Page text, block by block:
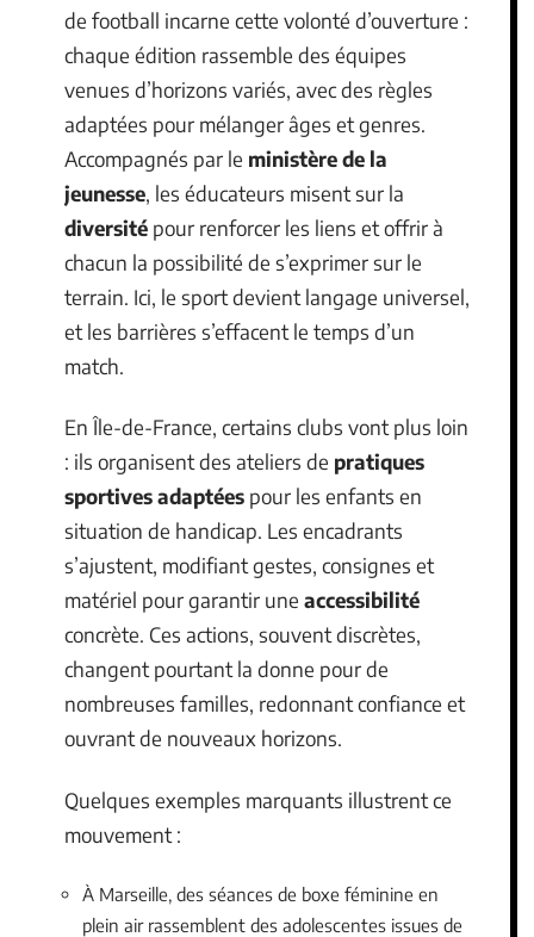
de football incarne cette volonté d’ouverture :
chaque édition rassemble des équipes
venues d’horizons variés, avec des règles
adaptées pour mélanger âges et genres.
Accompagnés par le ministère de la
jeunesse, les éducateurs misent sur la
diversité pour renforcer les liens et offrir à
chacun la possibilité de s’exprimer sur le
terrain. Ici, le sport devient langage universel,
et les barrières s’effacent le temps d’un
match.
En Île-de-France, certains clubs vont plus loin
: ils organisent des ateliers de pratiques
sportives adaptées pour les enfants en
situation de handicap. Les encadrants
s’ajustent, modifiant gestes, consignes et
matériel pour garantir une accessibilité
concrète. Ces actions, souvent discrètes,
changent pourtant la donne pour de
nombreuses familles, redonnant confiance et
ouvrant de nouveaux horizons.
Quelques exemples marquants illustrent ce
mouvement :
À Marseille, des séances de boxe féminine en
plein air rassemblent des adolescentes issues de